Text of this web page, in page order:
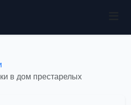
в дом престарелых